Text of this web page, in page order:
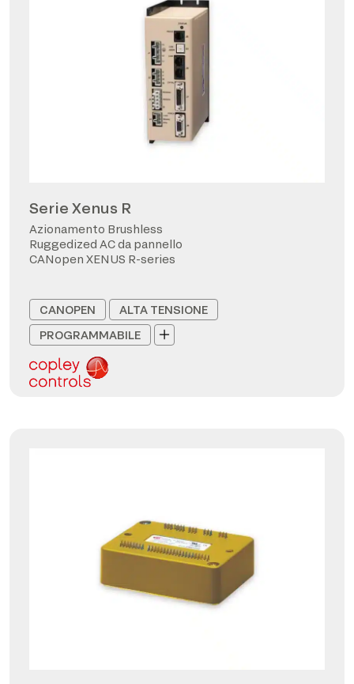
Serie Xenus R
Azionamento Brushless
Ruggedized AC da pannello
CANopen XENUS R-series
CANOPEN
ALTA TENSIONE
PROGRAMMABILE